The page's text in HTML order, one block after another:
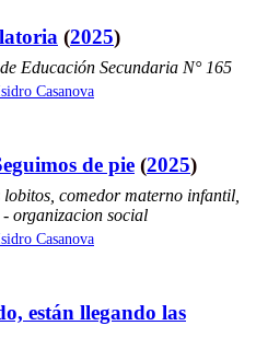
(2025)
Educación Secundaria N° 165
Casanova
de pie (2025)
comedor materno infantil,
organizacion social
Casanova
están llegando las